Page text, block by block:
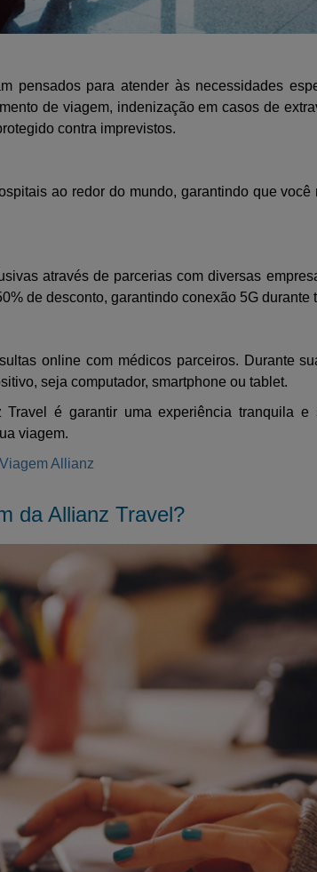
pensados para atender às necessidades
de viagem, indenização em casos de
contra imprevistos.
ao redor do mundo, garantindo que você
através de parcerias com diversas
de desconto, garantindo conexão 5G durante
online com médicos parceiros. Durante
seja computador, smartphone ou tablet.
é garantir uma experiência tranquila e
viagem.
Allianz
da Allianz Travel?